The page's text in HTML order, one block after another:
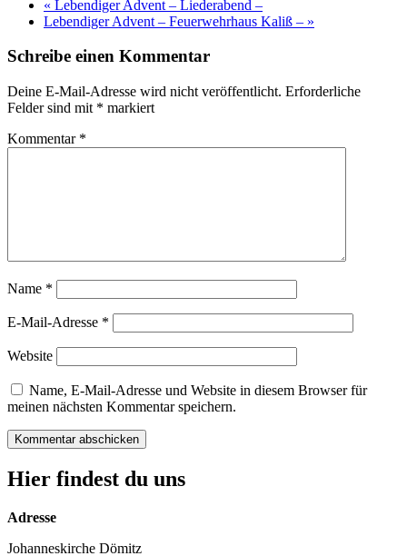
« Lebendiger Advent – Liederabend –
Lebendiger Advent – Feuerwehrhaus Kaliß – »
Schreibe einen Kommentar
Deine E-Mail-Adresse wird nicht veröffentlicht. Erforderliche
Felder sind mit * markiert
Kommentar *
Name *
E-Mail-Adresse *
Website
Name, E-Mail-Adresse und Website in diesem Browser für
meinen nächsten Kommentar speichern.
Hier findest du uns
Adresse
Johanneskirche Dömitz